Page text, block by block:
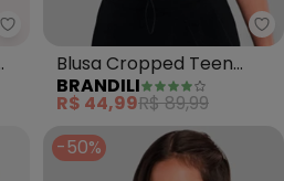
Kyly - Blusa Cropped Infantil
Blusa Cropped Teen
Menina com Strass
(Verde)
BRANDILI
R$ 44,99R$ 89,99
-50%